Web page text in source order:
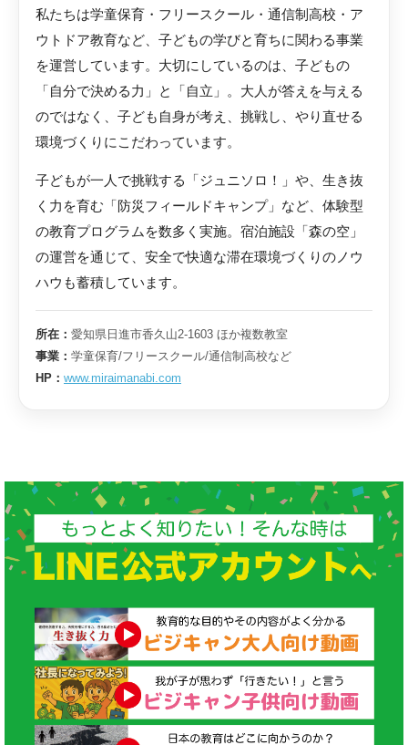
私たちは学童保育・フリースクール・通信制高校・ア
ウトドア教育など、子どもの学びと育ちに関わる事業
を運営しています。大切にしているのは、子どもの
「自分で決める力」と「自立」。大人が答えを与える
のではなく、子ども自身が考え、挑戦し、やり直せる
環境づくりにこだわっています。
子どもが一人で挑戦する「ジュニソロ！」や、生き抜
く力を育む「防災フィールドキャンプ」など、体験型
の教育プログラムを数多く実施。宿泊施設「森の空」
の運営を通じて、安全で快適な滞在環境づくりのノウ
ハウも蓄積しています。
所在： 愛知県日進市香久山2-1603 ほか複数教室
事業： 学童保育/フリースクール/通信制高校など
HP： www.miraimanabi.com